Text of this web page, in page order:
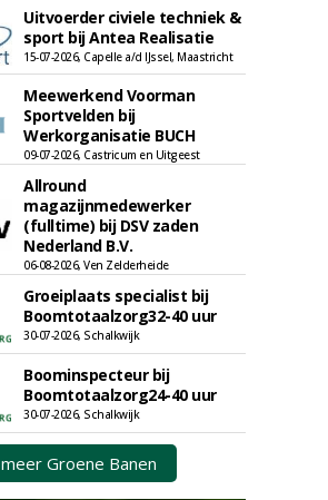
Uitvoerder civiele techniek &
sport bij Antea Realisatie
15-07-2026, Capelle a/d IJssel, Maastricht
Meewerkend Voorman
Sportvelden bij
Werkorganisatie BUCH
09-07-2026, Castricum en Uitgeest
Allround
magazijnmedewerker
(fulltime) bij DSV zaden
Nederland B.V.
06-08-2026, Ven Zelderheide
Groeiplaats specialist bij
Boomtotaalzorg32-40 uur
30-07-2026, Schalkwijk
Boominspecteur bij
Boomtotaalzorg24-40 uur
30-07-2026, Schalkwijk
meer Groene Banen